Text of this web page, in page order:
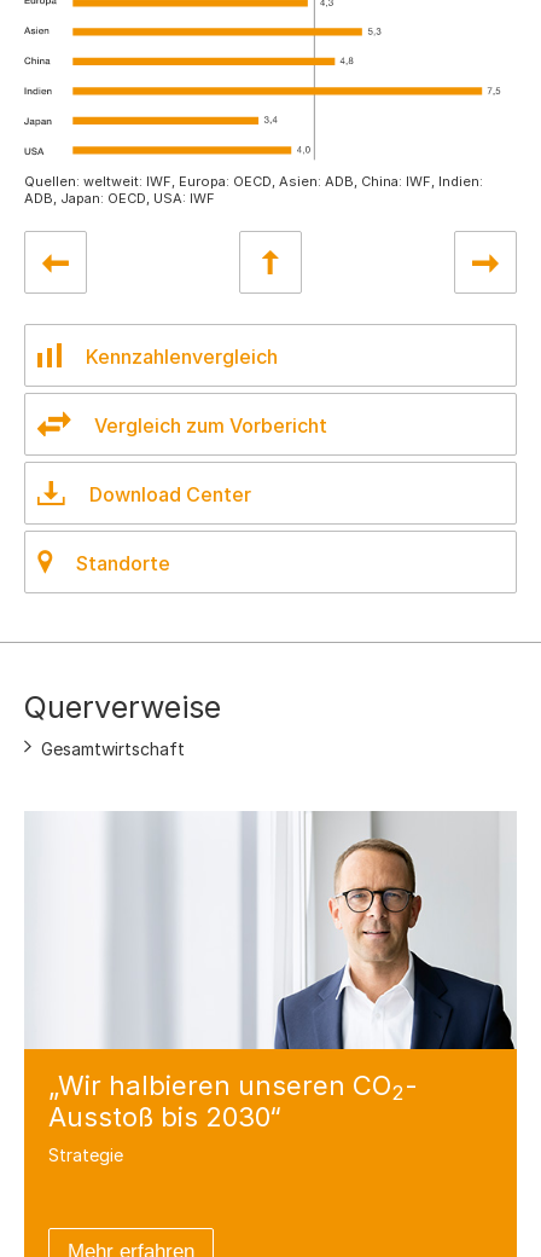
Quellen: weltweit: IWF, Europa: OECD, Asien: ADB, China: IWF, Indien:
ADB, Japan: OECD, USA: IWF
Kennzahlenvergleich
Vergleich zum Vorbericht
Download Center
Standorte
Querverweise
Gesamtwirtschaft
„Wir halbieren unseren CO2 -
Ausstoß bis 2030“
Strategie
Mehr erfahren